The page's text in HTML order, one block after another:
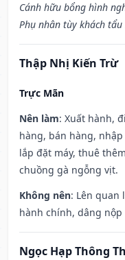
Cánh hữu bổng hình
Phụ nhân tùy khách tẩu
Thập Nhị Kiến Trừ
Trực Mãn
Nên làm: Xuất hành,
hàng, bán hàng,
lắp đặt máy, thuê
chuồng gà ngỗng vịt.
Không nên: Lên quan
hành chính, dâng
Ngọc Hạp Thông